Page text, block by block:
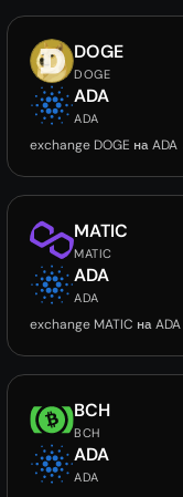
DOGE
DOGE
ADA
ADA
exchange DOGE на
MATIC
MATIC
ADA
ADA
exchange MATIC на
BCH
BCH
ADA
ADA